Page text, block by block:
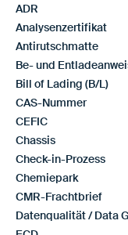
ADR
Analysenzertifikat
Antirutschmatte
Be- und
Bill of Lading (B/L)
CAS-Nummer
CEFIC
Chassis
Check-in-Prozess
Chemiepark
CMR-Frachtbrief
Datenqualität / Data